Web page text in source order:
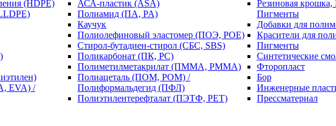
(HDPE)
EVA) /
АСА-пластик (ASA)
Полиамид (ПА, PA)
Каучук
Полиолефиновый эластомер (ПОЭ, POE)
Стирол-бутадиен-стирол (СБС, SBS)
Поликарбонат (ПК, PC)
Полиметилметакрилат (ПММА, PMMA)
Полиацеталь (ПОМ, POM) /
Полиформальдегид (ПФЛ)
Полиэтилентерефталат (ПЭТФ, PET)
Резиновая
Пигменты
Добавки для
Красители для
Пигменты
Синтетические
Фторопласт
Бор
Инженерные
Прессматериал